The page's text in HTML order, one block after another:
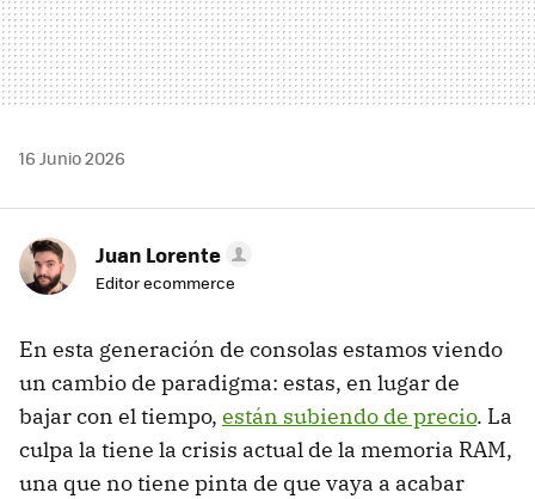
16 Junio 2026
Juan Lorente
Editor ecommerce
En esta generación de consolas estamos viendo
un cambio de paradigma: estas, en lugar de
bajar con el tiempo, están subiendo de precio. La
culpa la tiene la crisis actual de la memoria RAM,
una que no tiene pinta de que vaya a acabar